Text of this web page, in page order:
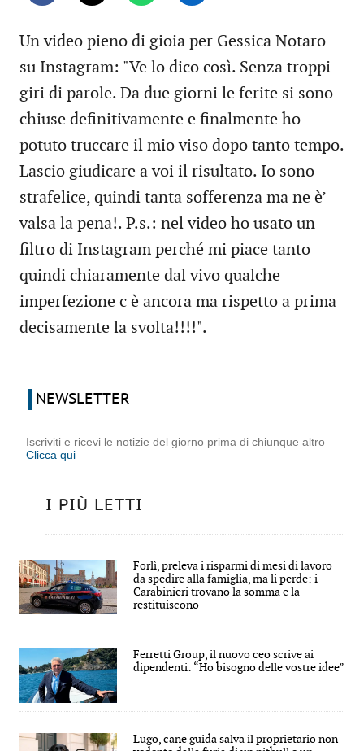
Un video pieno di gioia per Gessica Notaro
su Instagram: "Ve lo dico così. Senza troppi
giri di parole. Da due giorni le ferite si sono
chiuse definitivamente e finalmente ho
potuto truccare il mio viso dopo tanto tempo.
Lascio giudicare a voi il risultato. Io sono
strafelice, quindi tanta sofferenza ma ne è’
valsa la pena!. P.s.: nel video ho usato un
filtro di Instagram perché mi piace tanto
quindi chiaramente dal vivo qualche
imperfezione c è ancora ma rispetto a prima
decisamente la svolta!!!!".
NEWSLETTER
Iscriviti e ricevi le notizie del giorno prima di chiunque altro
Clicca qui
I PIÙ LETTI
Forlì, preleva i risparmi di mesi di lavoro
da spedire alla famiglia, ma li perde: i
Carabinieri trovano la somma e la
restituiscono
Ferretti Group, il nuovo ceo scrive ai
dipendenti: “Ho bisogno delle vostre idee”
Lugo, cane guida salva il proprietario non